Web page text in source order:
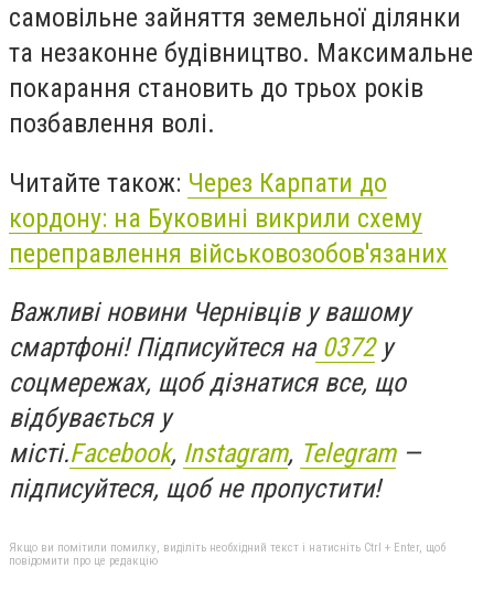
самовільне зайняття земельної ділянки
та незаконне будівництво. Максимальне
покарання становить до трьох років
позбавлення волі.
Читайте також: Через Карпати до
кордону: на Буковині викрили схему
переправлення військовозобов'язаних
Важливі новини Чернівців у вашому
смартфоні! Підписуйтеся на0372у
соцмережах, щоб дізнатися все, що
відбувається у
місті.Facebook, Instagram, Telegram—
підписуйтеся, щоб не пропустити!
Якщо ви помітили помилку, виділіть необхідний текст і натисніть Ctrl + Enter, щоб
повідомити про це редакцію